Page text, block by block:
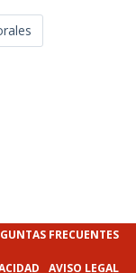
FRECUENTES
AVISO LEGAL